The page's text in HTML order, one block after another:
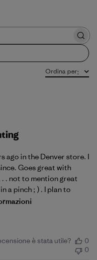
Ordina per:
ago in the Denver store. I
Goes great with
. not to mention great
a pinch ; ) . I plan to
è stata utile?
0
0